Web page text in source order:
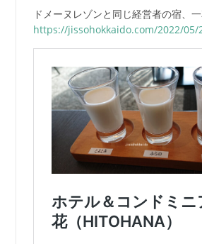
ドメーヌレゾンと同じ経営者の宿、
https://jissohokkaido.com/2022/05/